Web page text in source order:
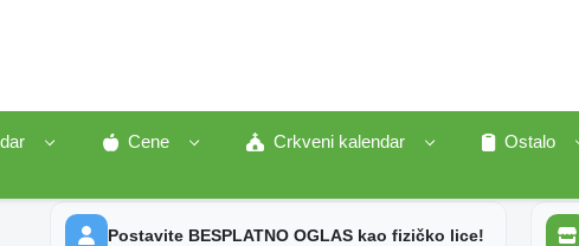
Cene Crkveni kalendar
Ostalo
Postavite BESPLATNO OGLAS kao fizičko lice!